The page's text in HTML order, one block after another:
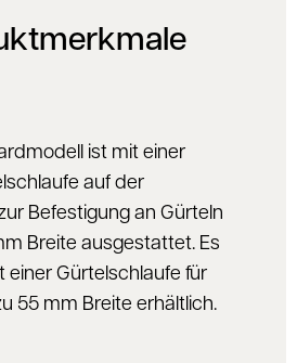
ist mit einer
auf der
Befestigung an Gürteln
Breite ausgestattet. Es
einer Gürtelschlaufe für
55 mm Breite erhältlich.